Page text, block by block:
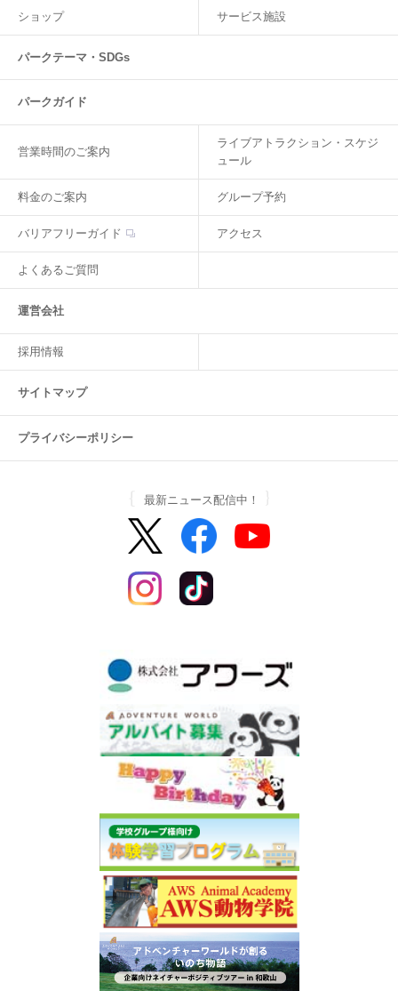
ショップ サービス施設
パークテーマ・SDGs
パークガイド
営業時間のご案内
ライブアトラクション・スケジ
ュール
料金のご案内 グループ予約
バリアフリーガイド アクセス
よくあるご質問
運営会社
採用情報
サイトマップ
プライバシーポリシー
最新ニュース配信中！